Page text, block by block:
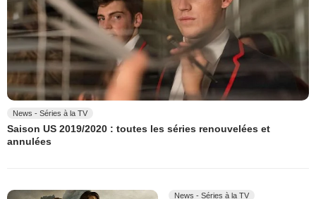
News - Séries à la TV
Saison US 2019/2020 : toutes les séries renouvelées et
annulées
News - Séries à la TV